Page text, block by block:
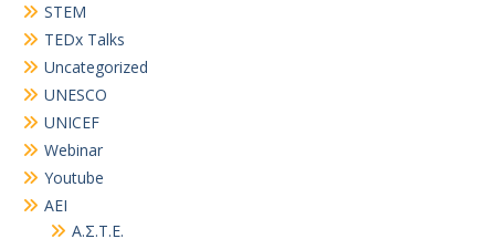
STEM
TEDx Talks
Uncategorized
UNESCO
UNICEF
Webinar
Youtube
ΑΕΙ
Α.Σ.Τ.Ε.